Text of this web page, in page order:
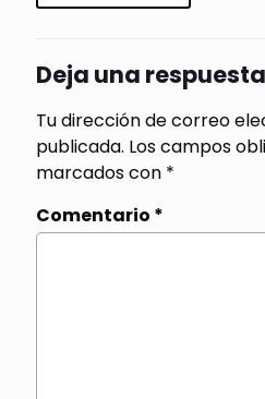
Deja una respuesta
Tu dirección de correo
publicada. Los campos
marcados con *
Comentario *